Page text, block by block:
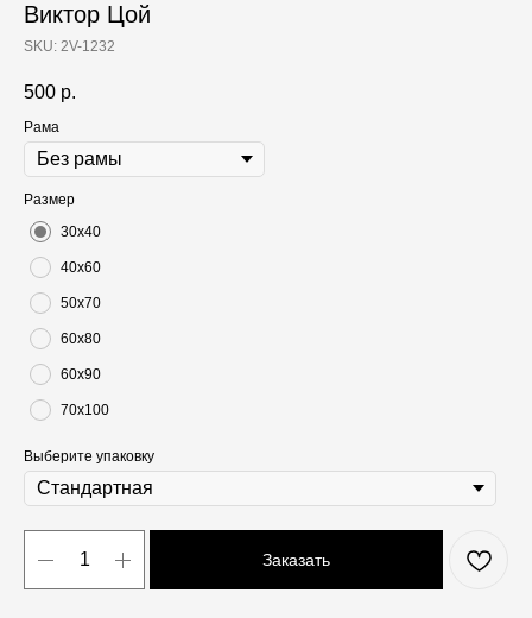
Виктор Цой
SKU: 2V-1232
500 р.
Рама
Размер
30х40
40х60
50х70
60х80
60х90
70х100
Выберите упаковку
Заказать